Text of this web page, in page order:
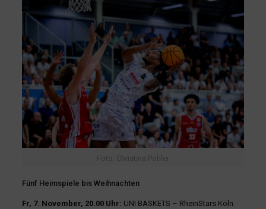
Foto: Christina Pohler
Fünf Heimspiele bis Weihnachten
Fr, 7. November, 20.00 Uhr: UNI BASKETS – RheinStars Köln